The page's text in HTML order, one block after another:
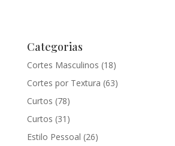
Categorias
Cortes Masculinos (18)
Cortes por Textura (63)
Curtos (78)
Curtos (31)
Estilo Pessoal (26)